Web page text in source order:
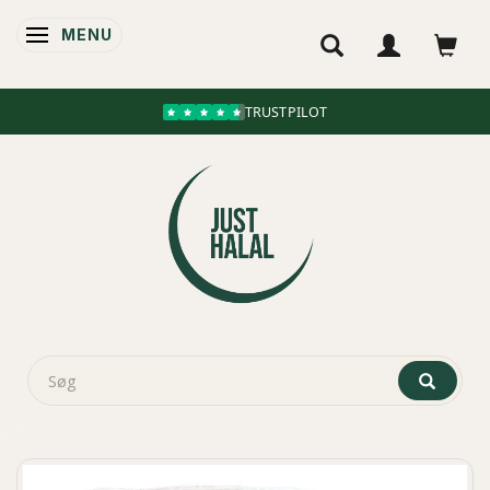
SKIFTE NAVIGATION
MENU
TRUSTPILOT